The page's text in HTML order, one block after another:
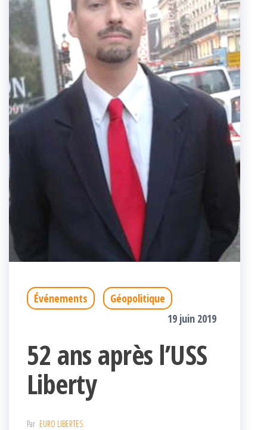
Événements
Géopolitique
19 juin 2019
52 ans après l’USS
Liberty
Par EURO LIBERTES